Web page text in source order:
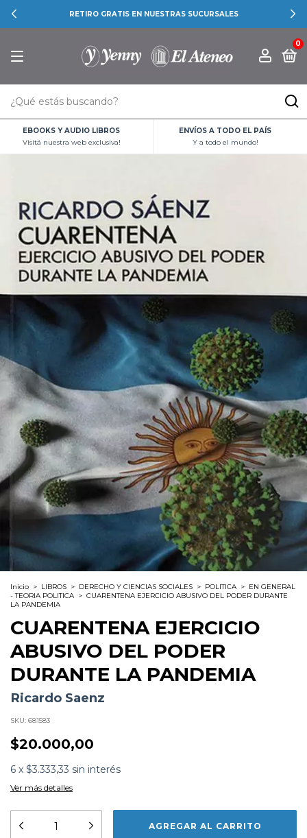
RETIRO GRATIS EN NUESTRAS SUCURSALES
0
EBOOKS Y AUDIO LIBROS
Visitá nuestra web exclusiva!
ENVÍOS A TODO EL PAÍS
Y a todo el mundo!
Inicio > LIBROS > DERECHO Y CIENCIAS SOCIALES > POLITICA > EN GENERAL
- TEORIA POLITICA > CUARENTENA EJERCICIO ABUSIVO DEL PODER DURANTE
LA PANDEMIA
CUARENTENA EJERCICIO
ABUSIVO DEL PODER
DURANTE LA PANDEMIA
Ricardo Saenz
SKU: 681583
$20.000,00
6 x $3.333,33 sin interés
Ver más detalles
Formato:
LIBROS